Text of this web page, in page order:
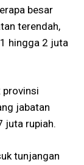
besar
terendah,
hingga 2 juta
provinsi
jabatan
juta rupiah.
tunjangan